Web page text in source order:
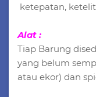
ketepatan,
Alat :
Tiap Barung
yang belum
atau ekor) dan